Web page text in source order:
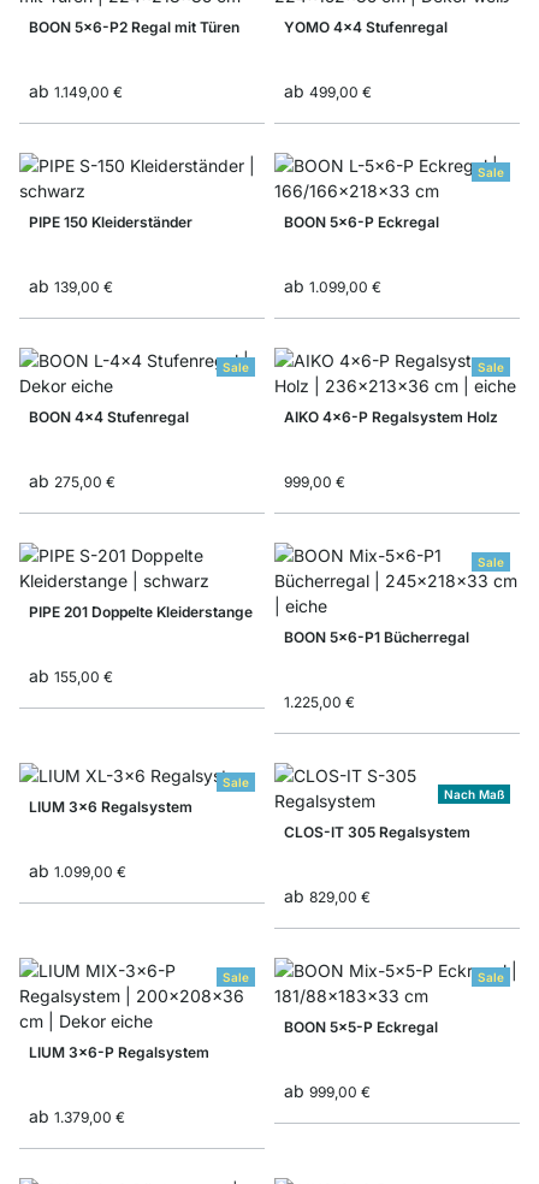
BOON 5x6-P2 Regal mit Türen
ab 1.149,00 €
YOMO 4x4 Stufenregal
ab 499,00 €
PIPE 150 Kleiderständer
ab 139,00 €
Sale
BOON 5x6-P Eckregal
ab 1.099,00 €
Sale
BOON 4x4 Stufenregal
ab 275,00 €
Sale
AIKO 4x6-P Regalsystem Holz
999,00 €
PIPE 201 Doppelte Kleiderstange
ab 155,00 €
Sale
BOON 5x6-P1 Bücherregal
1.225,00 €
Sale
LIUM 3x6 Regalsystem
ab 1.099,00 €
Nach Maß
CLOS-IT 305 Regalsystem
ab 829,00 €
Sale
LIUM 3x6-P Regalsystem
ab 1.379,00 €
Sale
BOON 5x5-P Eckregal
ab 999,00 €